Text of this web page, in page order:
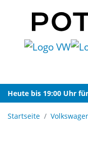
Heute bis 19:00 Uhr
Startseite